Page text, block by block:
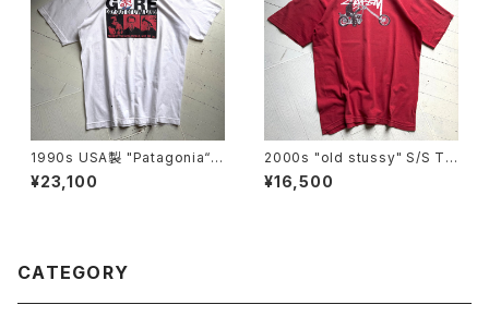
1990s USA製 "Patagonia“ b
eneficial S/S T-shirt
¥23,100
2000s "old stussy" S/S T-
shirt
¥16,500
CATEGORY